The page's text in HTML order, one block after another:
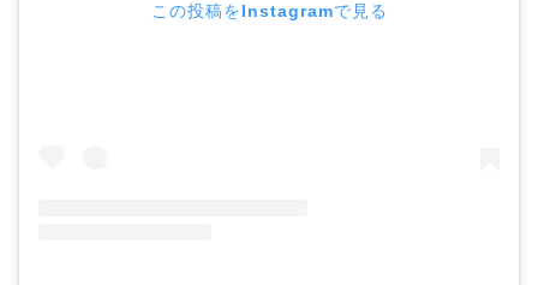
この投稿をInstagramで見る